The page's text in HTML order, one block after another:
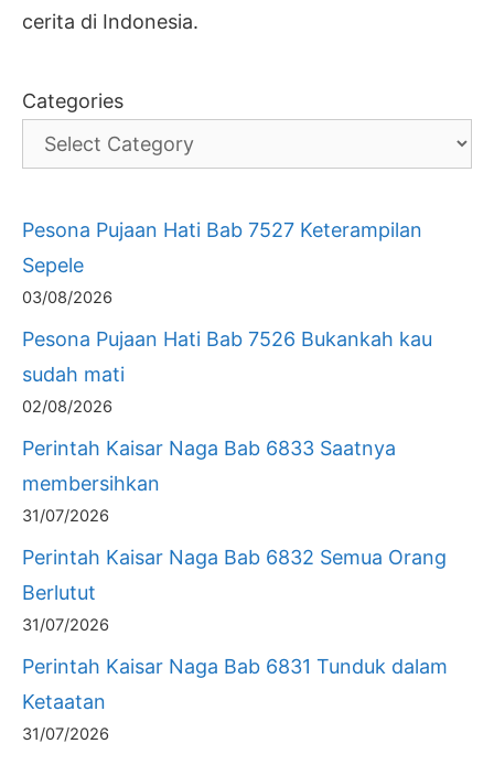
cerita di Indonesia.
Categories
Pesona Pujaan Hati Bab 7527 Keterampilan
Sepele
03/08/2026
Pesona Pujaan Hati Bab 7526 Bukankah kau
sudah mati
02/08/2026
Perintah Kaisar Naga Bab 6833 Saatnya
membersihkan
31/07/2026
Perintah Kaisar Naga Bab 6832 Semua Orang
Berlutut
31/07/2026
Perintah Kaisar Naga Bab 6831 Tunduk dalam
Ketaatan
31/07/2026